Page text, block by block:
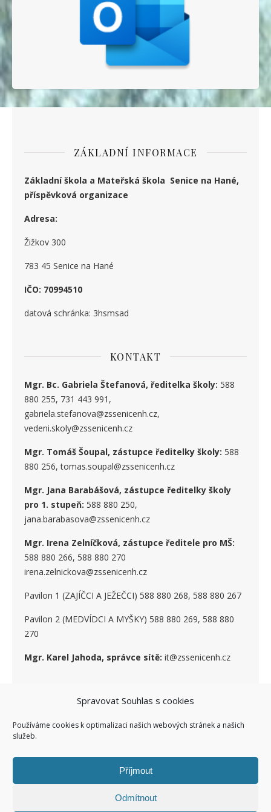
Spravovat Souhlas s cookies
Používáme cookies k optimalizaci našich webových stránek a našich
služeb.
Příjmout
Odmítnout
ZÁKLADNÍ INFORMACE
Základní škola a Mateřská škola Senice na Hané,
příspěvková organizace
Adresa:
Žižkov 300
783 45 Senice na Hané
IČO: 70994510
datová schránka: 3hsmsad
KONTAKT
Mgr. Bc. Gabriela Štefanová, ředitelka školy: 588
880 255, 731 443 991,
gabriela.stefanova@zssenicenh.cz,
vedeni.skoly@zssenicenh.cz
Mgr. Tomáš Šoupal, zástupce ředitelky školy: 588
880 256, tomas.soupal@zssenicenh.cz
Mgr. Jana Barabášová, zástupce ředitelky školy
pro 1. stupeň: 588 880 250,
jana.barabasova@zssenicenh.cz
Mgr. Irena Zelníčková, zástupce ředitele pro MŠ:
588 880 266, 588 880 270
irena.zelnickova@zssenicenh.cz
Pavilon 1 (ZAJÍČCI A JEŽEČCI) 588 880 268, 588 880 267
Pavilon 2 (MEDVÍDCI A MYŠKY) 588 880 269, 588 880
270
Mgr. Karel Jahoda, správce sítě: it@zssenicenh.cz
SOCIÁLNÍ SÍTĚ